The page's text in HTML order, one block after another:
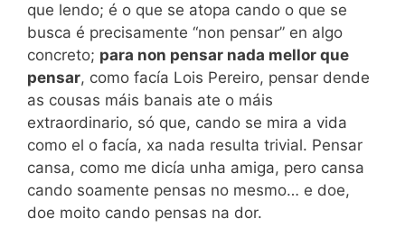
que lendo; é o que se atopa cando o que se
busca é precisamente “non pensar” en algo
concreto; para non pensar nada mellor que
pensar, como facía Lois Pereiro, pensar dende
as cousas máis banais ate o máis
extraordinario, só que, cando se mira a vida
como el o facía, xa nada resulta trivial. Pensar
cansa, como me dicía unha amiga, pero cansa
cando soamente pensas no mesmo… e doe,
doe moito cando pensas na dor.